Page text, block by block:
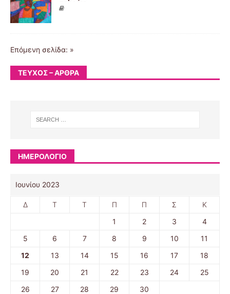
Επόμενη σελίδα: »
ΤΕΎΧΟΣ – ΆΡΘΡΑ
ΗΜΕΡΟΛΟΓΙΟ
Ιουνίου 2023
Δ Τ Τ Π Π Σ Κ
1 2 3
4
5
6 7 8 9 10
11
12
13 14 15 16 17
18
19
20 21 22 23 24
25
26
27 28 29 30